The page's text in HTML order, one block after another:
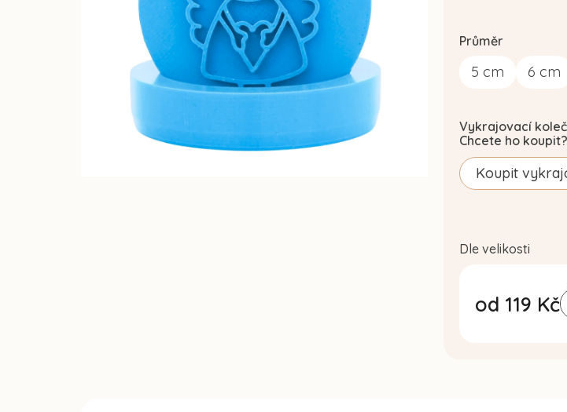
Průměr
5 cm 6 cm
od 119 Kč
Vykrajovací
Chcete ho koupit?
Koupit
Dle velikosti